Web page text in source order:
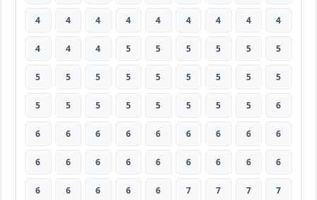
4 4 4 4 4 4 4 4 4
4 4 4 5 5 5 5 5 5
5 5 5 5 5 5 5 5 5
5 5 5 5 5 5 5 5 6
6 6 6 6 6 6 6 6 6
6 6 6 6 6 6 6 6 6
6 6 6 6 6 7 7 7 7